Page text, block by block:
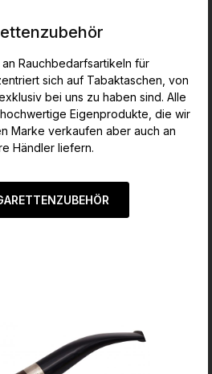
Rauchbedarfsartikeln für
sich auf Tabaktaschen, von
bei uns zu haben sind. Alle
hochwertige Eigenprodukte, die wir
Marke verkaufen aber auch an
Händler liefern.